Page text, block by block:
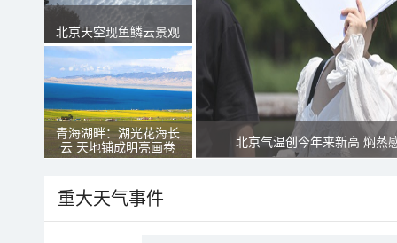
北京天空现鱼鳞云景观
青海湖畔：湖光花海长
云 天地铺成明亮画卷
北京气温创今年来新高 焖蒸
重大天气事件